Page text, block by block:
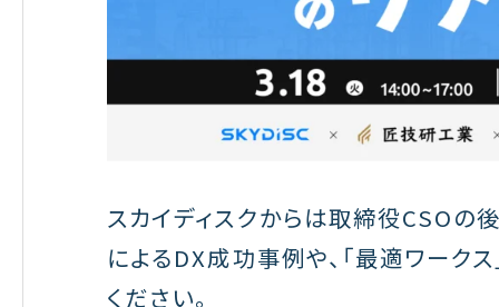
スカイディスクからは取締役CSOの
によるDX成功事例や、「最適ワーク
ください。